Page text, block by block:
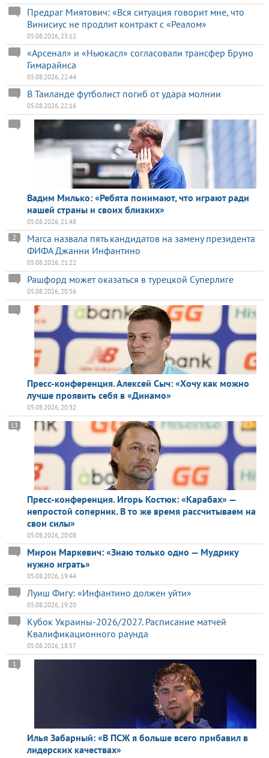
Предраг Миятович: «Вся ситуация говорит мне, что
Винисиус не продлит контракт с «Реалом»
05.08.2026, 23:12
«Арсенал» и «Ньюкасл» согласовали трансфер Бруно
Гимарайнса
05.08.2026, 22:44
В Таиланде футболист погиб от удара молнии
05.08.2026, 22:16
Вадим Милько: «Ребята понимают, что играют ради
нашей страны и своих близких»
05.08.2026, 21:48
Marca назвала пять кандидатов на замену президента
ФИФА Джанни Инфантино
2
05.08.2026, 21:22
Рашфорд может оказаться в турецкой Суперлиге
05.08.2026, 20:56
Пресс-конференция. Алексей Сыч: «Хочу как можно
лучше проявить себя в «Динамо»
05.08.2026, 20:32
Пресс-конференция. Игорь Костюк: «Карабах» —
непростой соперник. В то же время рассчитываем на
свои силы»
13
05.08.2026, 20:08
Мирон Маркевич: «Знаю только одно — Мудрику
нужно играть»
05.08.2026, 19:44
Луиш Фигу: «Инфантино должен уйти»
05.08.2026, 19:20
Кубок Украины-2026/2027. Расписание матчей
Квалификационного раунда
05.08.2026, 18:57
Илья Забарный: «В ПСЖ я больше всего прибавил в
лидерских качествах»
1